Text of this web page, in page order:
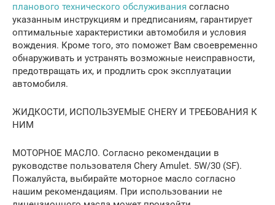
планового технического обслуживания согласно
указанным инструкциям и предписаниям, гарантирует
оптимальные характеристики автомобиля и условия
вождения. Кроме того, это поможет Вам своевременно
обнаруживать и устранять возможные неисправности,
предотвращать их, и продлить срок эксплуатации
автомобиля.
ЖИДКОСТИ, ИСПОЛЬЗУЕМЫЕ CHERY И ТРЕБОВАНИЯ К
НИМ
МОТОРНОЕ МАСЛО. Согласно рекомендации в
руководстве пользователя Chery Amulet. 5W/30 (SF).
Пожалуйста, выбирайте моторное масло согласно
нашим рекомендациям. При использовании не